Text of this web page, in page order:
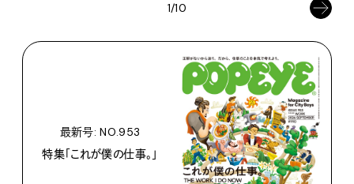
1/10
最新号: NO.953
特集「これが僕の仕事。」